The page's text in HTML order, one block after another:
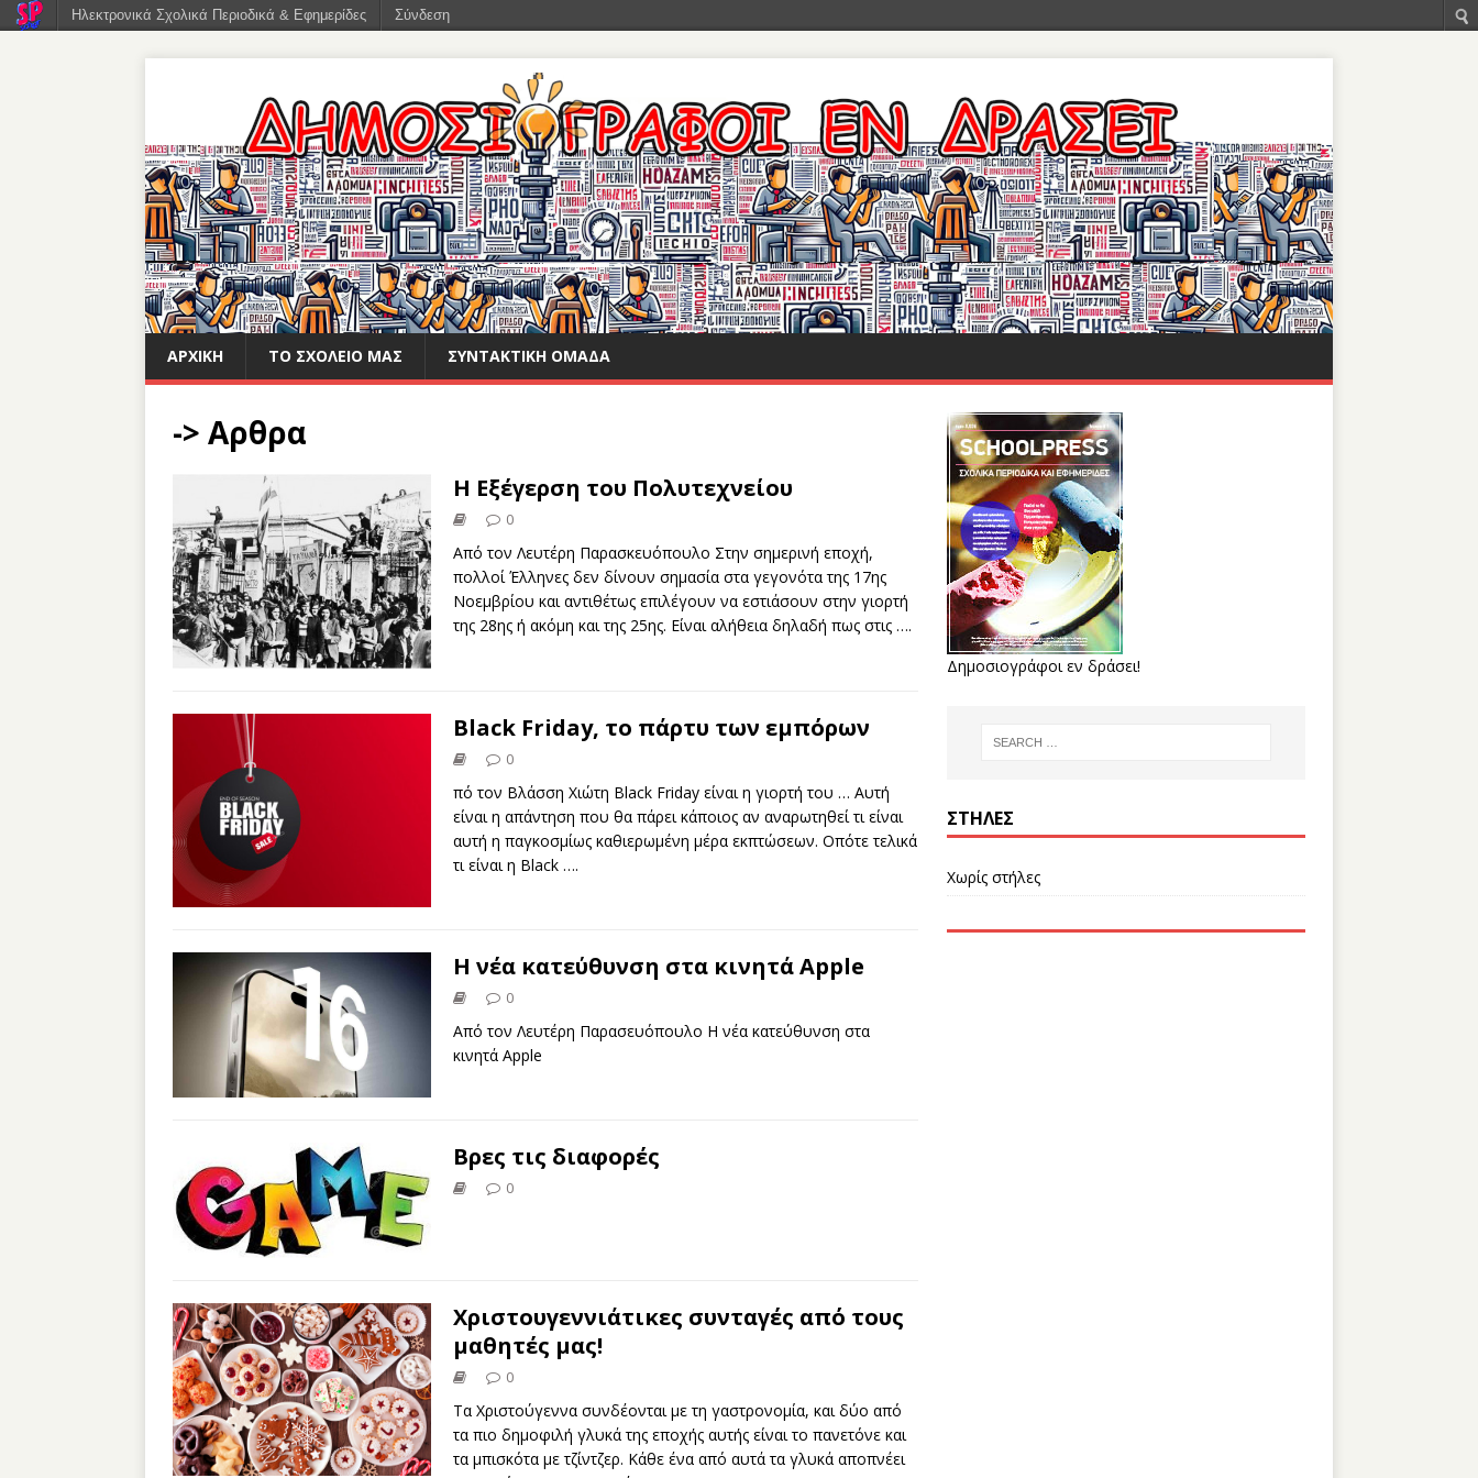
ΑΡΧΙΚΉ ΤΟ ΣΧΟΛΕΊΟ ΜΑΣ ΣΥΝΤΑΚΤΙΚΉ ΟΜΆΔΑ
-> Αρθρα
Η Εξέγερση του Πολυτεχνείου
0
Από τον Λευτέρη Παρασκευόπουλο Στην σημερινή εποχή,
πολλοί Έλληνες δεν δίνουν σημασία στα γεγονότα της 17ης
Νοεμβρίου και αντιθέτως επιλέγουν να εστιάσουν στην γιορτή
της 28ης ή ακόμη και της 25ης. Είναι αλήθεια δηλαδή πως στις ….
Black Friday, το πάρτυ των εμπόρων
0
πό τον Βλάσση Χιώτη Black Friday είναι η γιορτή του … Αυτή
είναι η απάντηση που θα πάρει κάποιος αν αναρωτηθεί τι είναι
αυτή η παγκοσμίως καθιερωμένη μέρα εκπτώσεων. Οπότε τελικά
τι είναι η Βlack ….
Η νέα κατεύθυνση στα κινητά Apple
0
Aπό τον Λευτέρη Παρασευόπουλο Η νέα κατεύθυνση στα
κινητά Apple
Βρες τις διαφορές
0
Χριστουγεννιάτικες συνταγές από τους
μαθητές μας!
0
Τα Χριστούγεννα συνδέονται με τη γαστρονομία, και δύο από
τα πιο δημοφιλή γλυκά της εποχής αυτής είναι το πανετόνε και
τα μπισκότα με τζίντζερ. Κάθε ένα από αυτά τα γλυκά αποπνέει
Δημοσιογράφοι εν δράσει!
ΣΤΉΛΕΣ
Χωρίς στήλες
Ηλεκτρονικά Σχολικά Περιοδικά & Εφημερίδες Σύνδεση